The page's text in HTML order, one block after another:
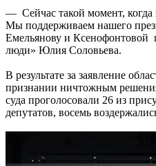
— Сейчас такой момент, когда
Мы поддерживаем нашего
Емельянову и Ксенофонтовой
люди» Юлия Соловьева.
В результате за заявление
признании ничтожным
суда проголосовали 26 из
депутатов, восемь